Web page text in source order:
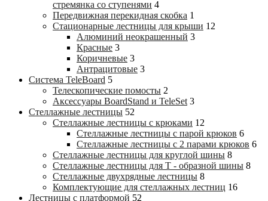
стремянка со ступенями 4
Передвижная перекидная скобка 1
Стационарные лестницы для крыши 12
Алюминий неокрашенный 3
Красные 3
Коричневые 3
Антрацитовые 3
Система TeleBoard 5
Телескопические помосты 2
Аксессуары BoardStand и TeleSet 3
Стеллажные лестницы 52
Стеллажные лестницы с крюками 12
Стеллажные лестницы с парой крюков 6
Стеллажные лестницы c 2 парами крюков 6
Стеллажные лестницы для круглой шины 8
Стеллажные лестницы для Т - образной шины 8
Стеллажные двухрядные лестницы 8
Комплектующие для стеллажных лестниц 16
Лестницы с платформой 52